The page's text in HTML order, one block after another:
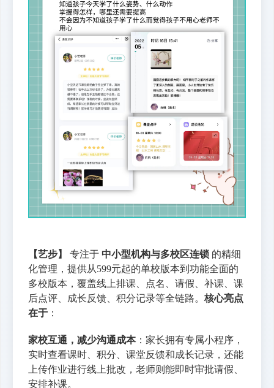
【艺步】 专注于 中小型机构与多校区连锁 的精细
化管理，提供从599元起的单校版本到功能全面的
多校版本，覆盖线上排课、点名、请假、补课、课
后点评、成长反馈、积分记录等全链路。 核心亮点
在于 ：
家校互通，减少沟通成本：家长拥有专属小程序，
实时查看课时、积分、课堂反馈和成长记录，还能
上传作业进行线上批改，老师则能即时审批请假、
安排补课。